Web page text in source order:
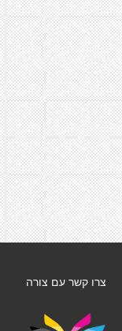
צרו קשר עם צורה